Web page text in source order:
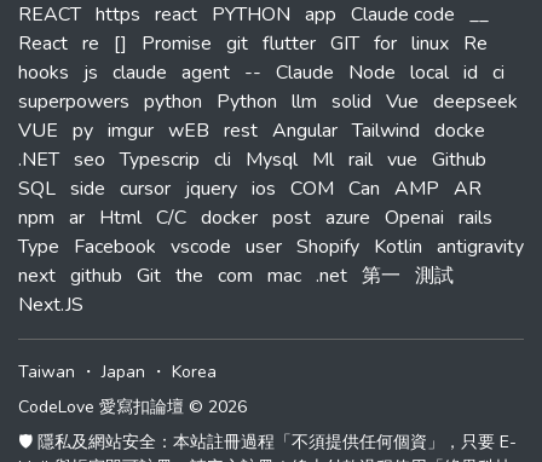
REACT https react PYTHON app Claude code __
React re [] Promise git flutter GIT for linux Re
hooks
js claude agent -- Claude Node local id ci
superpowers python Python llm solid Vue deepseek
VUE py imgur wEB rest Angular Tailwind docke
.NET seo Typescrip cli Mysql Ml rail vue Github
SQL side cursor jquery ios COM Can AMP AR
npm ar Html C/C docker post azure Openai rails
Type
Facebook vscode user Shopify Kotlin antigravity
next github Git the com mac .net 第一 測試
Next.JS
Taiwan ・Japan ・ Korea
CodeLove 愛寫扣論壇 © 2026
🛡️ 隱私及網站安全：本站註冊過程「不須提供任何個資」，只要 E-